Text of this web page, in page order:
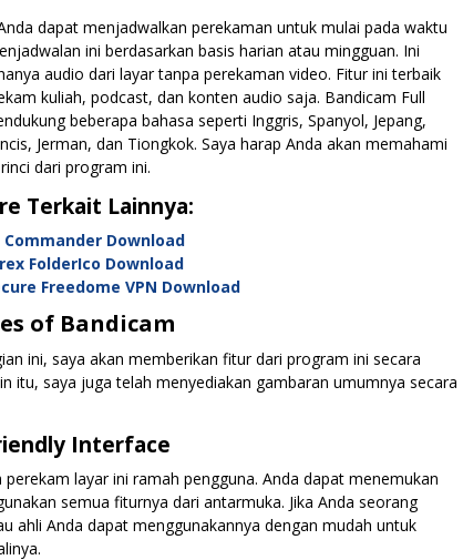
dapat menjadwalkan perekaman untuk mulai pada waktu
ini berdasarkan basis harian atau mingguan. Ini
audio dari layar tanpa perekaman video. Fitur ini terbaik
kuliah, podcast, dan konten audio saja. Bandicam Full
beberapa bahasa seperti Inggris, Spanyol, Jepang,
Jerman, dan Tiongkok. Saya harap Anda akan memahami
dari program ini.
Terkait Lainnya:
Commander Download
FolderIco Download
Freedome VPN Download
of Bandicam
ini, saya akan memberikan fitur dari program ini secara
itu, saya juga telah menyediakan gambaran umumnya secara
Interface
perekam layar ini ramah pengguna. Anda dapat menemukan
semua fiturnya dari antarmuka. Jika Anda seorang
ahli Anda dapat menggunakannya dengan mudah untuk